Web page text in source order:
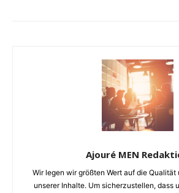
Ajouré MEN
Wir legen wir größten Wert auf die
unserer Inhalte. Um sicherzustellen, dass